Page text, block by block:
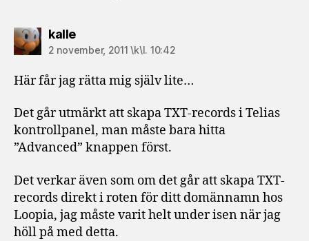
kallesäger:
2 november, 2011 \k\l. 10:42
Här får jag rätta mig själv lite…
Det går utmärkt att skapa TXT-records i Telias
kontrollpanel, man måste bara hitta
”Advanced” knappen först.
Det verkar även som om det går att skapa TXT-
records direkt i roten för ditt domännamn hos
Loopia, jag måste varit helt under isen när jag
höll på med detta.